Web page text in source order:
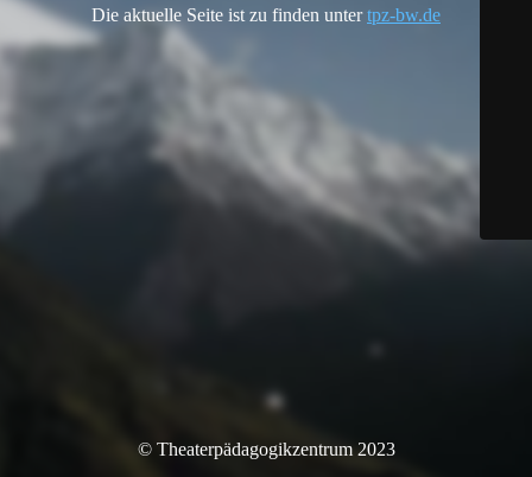
Die aktuelle Seite ist zu finden untertpz-bw.de
© Theaterpädagogikzentrum 2023